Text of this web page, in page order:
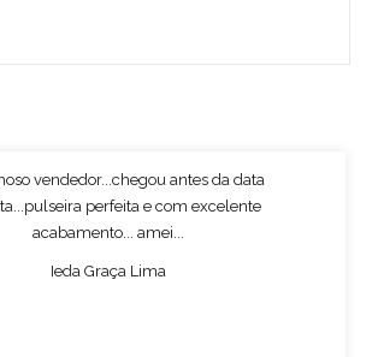
vendedor...chegou antes da data
perfeita e com excelente
acabamento... amei...
Ieda Graça Lima